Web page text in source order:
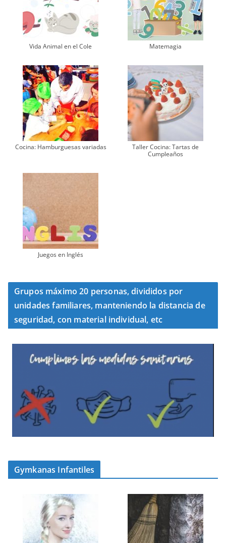
Vida Animal en el Cole Matemagia
Cocina: Hamburguesas variadas
Taller Cocina: Tartas de
Cumpleaños
Juegos en Inglés
Grupos máximo 20 personas, divididos por
unidades familiares, manteniendo la distancia de
seguridad, con material individual, etc
Gymkanas Infantiles